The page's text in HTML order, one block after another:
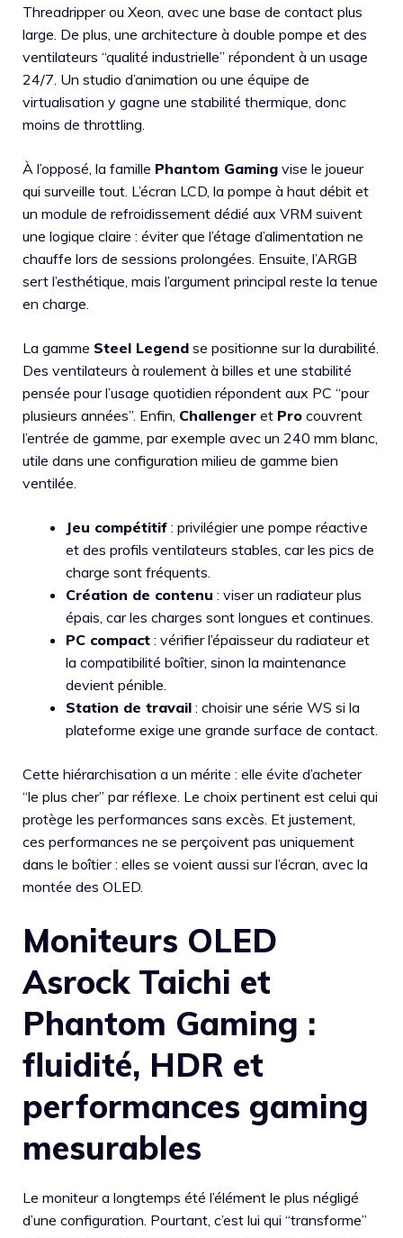
Threadripper ou Xeon, avec une base de contact plus
large. De plus, une architecture à double pompe et des
ventilateurs “qualité industrielle” répondent à un usage
24/7. Un studio d’animation ou une équipe de
virtualisation y gagne une stabilité thermique, donc
moins de throttling.
À l’opposé, la famille Phantom Gaming vise le joueur
qui surveille tout. L’écran LCD, la pompe à haut débit et
un module de refroidissement dédié aux VRM suivent
une logique claire : éviter que l’étage d’alimentation ne
chauffe lors de sessions prolongées. Ensuite, l’ARGB
sert l’esthétique, mais l’argument principal reste la tenue
en charge.
La gamme Steel Legend se positionne sur la durabilité.
Des ventilateurs à roulement à billes et une stabilité
pensée pour l’usage quotidien répondent aux PC “pour
plusieurs années”. Enfin, Challenger et Pro couvrent
l’entrée de gamme, par exemple avec un 240 mm blanc,
utile dans une configuration milieu de gamme bien
ventilée.
Jeu compétitif : privilégier une pompe réactive
et des profils ventilateurs stables, car les pics de
charge sont fréquents.
Création de contenu : viser un radiateur plus
épais, car les charges sont longues et continues.
PC compact : vérifier l’épaisseur du radiateur et
la compatibilité boîtier, sinon la maintenance
devient pénible.
Station de travail : choisir une série WS si la
plateforme exige une grande surface de contact.
Cette hiérarchisation a un mérite : elle évite d’acheter
“le plus cher” par réflexe. Le choix pertinent est celui qui
protège les performances sans excès. Et justement,
ces performances ne se perçoivent pas uniquement
dans le boîtier : elles se voient aussi sur l’écran, avec la
montée des OLED.
Moniteurs OLED
Asrock Taichi et
Phantom Gaming :
fluidité, HDR et
performances gaming
mesurables
Le moniteur a longtemps été l’élément le plus négligé
d’une configuration. Pourtant, c’est lui qui “transforme”